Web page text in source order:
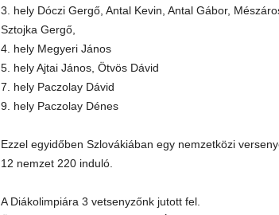
3. hely Dóczi Gergő, Antal Kevin, Antal Gábor,
Sztojka Gergő,
4. hely Megyeri János
5. hely Ajtai János, Ötvös Dávid
7. hely Paczolay Dávid
9. hely Paczolay Dénes
Ezzel egyidőben Szlovákiában egy nemzetközi
12 nemzet 220 induló.
A Diákolimpiára 3 vetsenyzőnk jutott fel.